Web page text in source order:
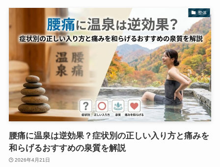
整体
腰痛に温泉は逆効果？症状別の正しい入り方と痛みを
和らげるおすすめの泉質を解説
2026年4月21日